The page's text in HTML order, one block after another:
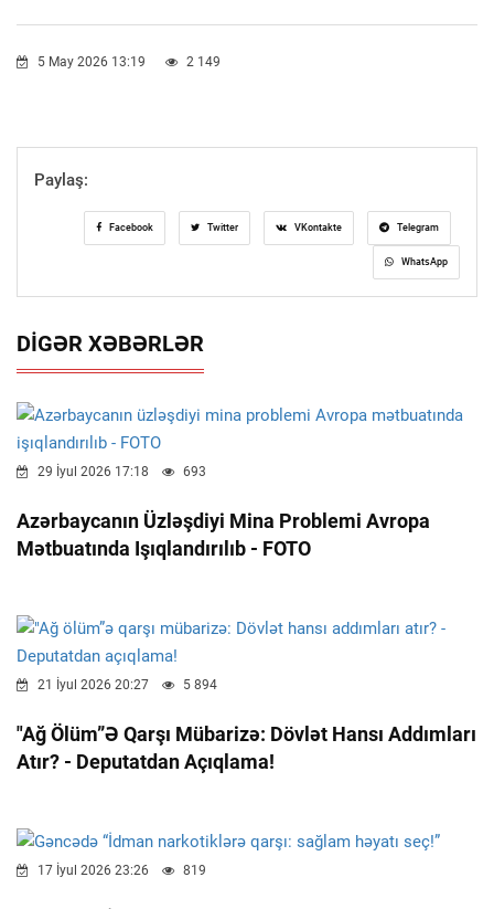
5 May 2026 13:19 2 149
Paylaş:
Facebook Twitter VKontakte Telegram
WhatsApp
DIGƏR XƏBƏRLƏR
29 İyul 2026 17:18 693
Azərbaycanın Üzləşdiyi Mina Problemi Avropa
Mətbuatında Işıqlandırılıb - FOTO
21 İyul 2026 20:27 5 894
"Ağ Ölüm”ə Qarşı Mübarizə: Dövlət Hansı Addımları
Atır? - Deputatdan Açıqlama!
17 İyul 2026 23:26 819